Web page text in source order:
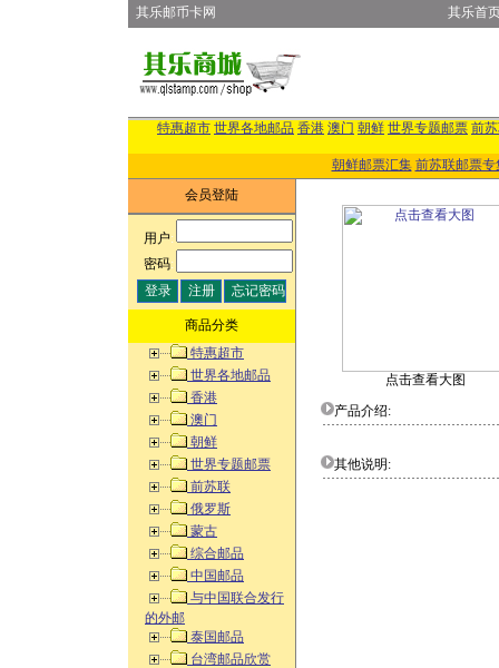
其乐邮币卡网 其乐首
特惠超市 世界各地邮品 香港 澳门 朝鲜 世界专题邮票 前
朝鲜邮票汇集 前苏联邮票专
会员登陆
用户:
密码:
商品分类
特惠超市
世界各地邮品
香港
澳门
朝鲜
世界专题邮票
前苏联
俄罗斯
蒙古
综合邮品
中国邮品
与中国联合发行
的外邮
泰国邮品
台湾邮品欣赏
点击查看大图
产品介绍:
其他说明: